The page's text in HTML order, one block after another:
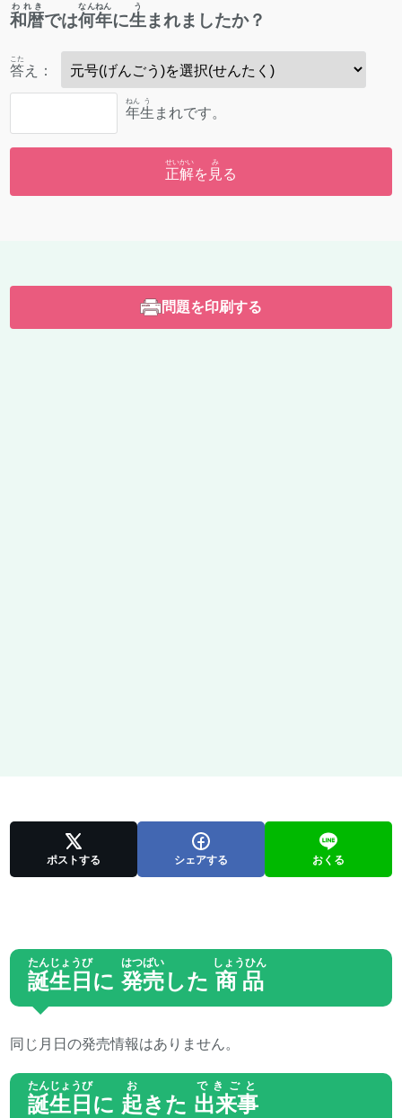
和暦
われき
では何年
なんねん
に生
う
まれましたか？
答
こた
え：
年
ねん
生
う
まれです。
正解
せいかい
を 見
み
る
問題を印刷する
ポストする シェアする おくる
誕生日
たんじょうび
に発売
はつばい
した商品
しょうひん
同じ月日の発売情報はありません。
誕生日
たんじょうび
に 起
お
きた 出来事
できごと